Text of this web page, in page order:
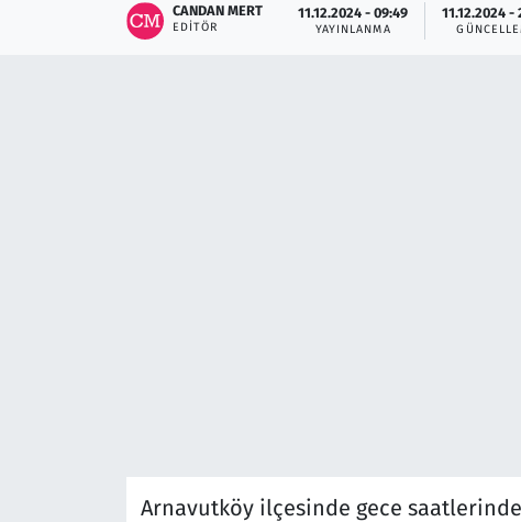
CANDAN MERT
EDITÖR
11.12.2024 - 09:49
YAYINLANMA
11.12.2024 -
Arnavutköy ilçesinde gece saatlerinde